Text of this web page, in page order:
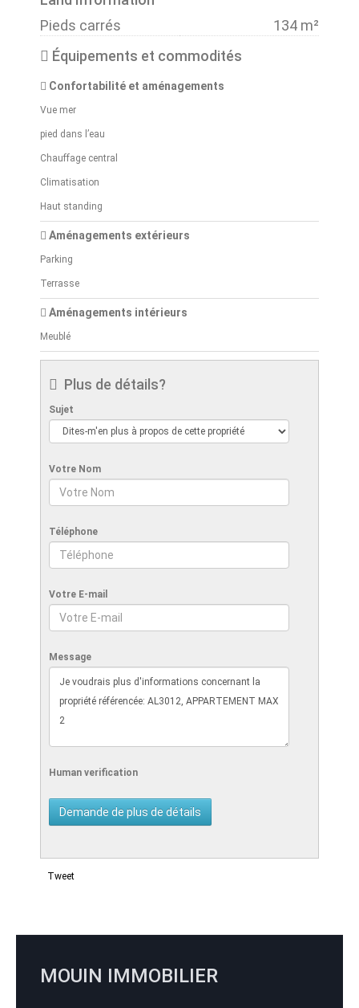
Pieds carrés
134 m²
Équipements et commodités
Confortabilité et aménagements
Vue mer
pied dans l’eau
Chauffage central
Climatisation
Haut standing
Aménagements extérieurs
Parking
Terrasse
Aménagements intérieurs
Meublé
Plus de détails?
Sujet
Votre Nom
Téléphone
Votre E-mail
Message
Human verification
Tweet
MOUIN IMMOBILIER